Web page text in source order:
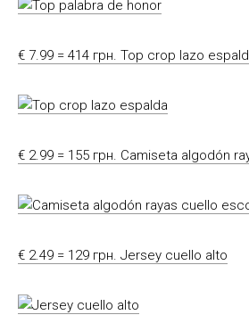
€ 7.99 = 414 грн. Top crop lazo
€ 2.99 = 155 грн. Camiseta algodón
€ 2.49 = 129 грн. Jersey cuello alto